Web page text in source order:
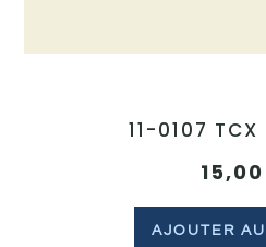
11-0107 TCX
15,00
AJOUTER